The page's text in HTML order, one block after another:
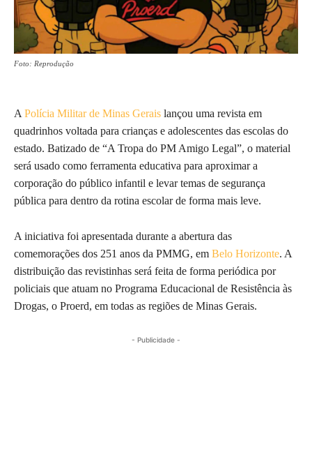
Foto: Reprodução
A Polícia Militar de Minas Gerais lançou uma revista em
quadrinhos voltada para crianças e adolescentes das escolas do
estado. Batizado de “A Tropa do PM Amigo Legal”, o material
será usado como ferramenta educativa para aproximar a
corporação do público infantil e levar temas de segurança
pública para dentro da rotina escolar de forma mais leve.
A iniciativa foi apresentada durante a abertura das
comemorações dos 251 anos da PMMG, em Belo Horizonte. A
distribuição das revistinhas será feita de forma periódica por
policiais que atuam no Programa Educacional de Resistência às
Drogas, o Proerd, em todas as regiões de Minas Gerais.
- Publicidade -